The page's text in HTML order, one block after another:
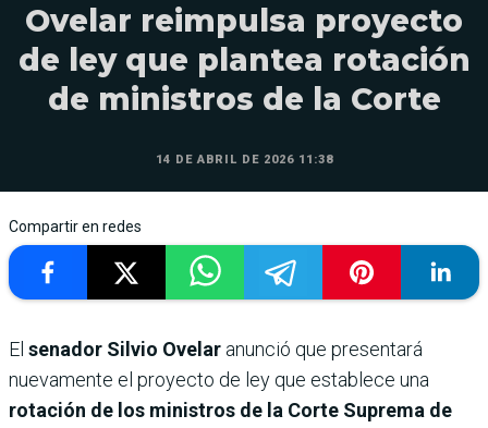
Ovelar reimpulsa proyecto
de ley que plantea rotación
de ministros de la Corte
14 DE ABRIL DE 2026 11:38
Compartir en redes
El senador Silvio Ovelar anunció que presentará
nuevamente el proyecto de ley que establece una
rotación de los ministros de la Corte Suprema de